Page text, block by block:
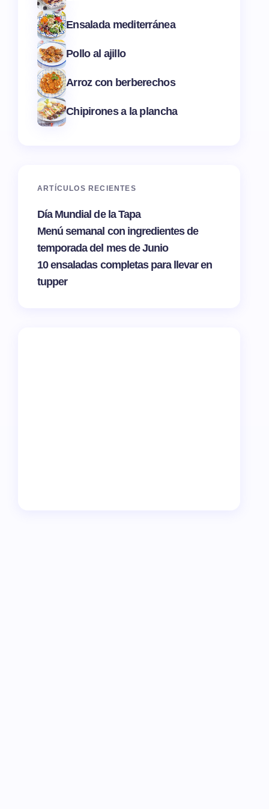
Ensalada mediterránea
Pollo al ajillo
Arroz con berberechos
Chipirones a la plancha
ARTÍCULOS RECIENTES
Día Mundial de la Tapa
Menú semanal con ingredientes de
temporada del mes de Junio
10 ensaladas completas para llevar en
tupper